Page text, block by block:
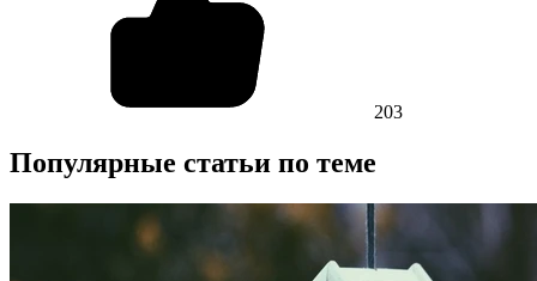
203
Популярные статьи по теме